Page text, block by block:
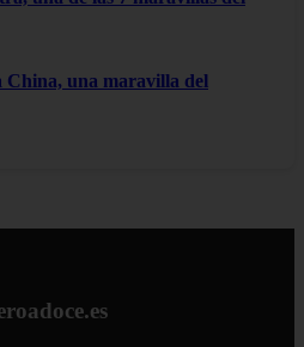
una maravilla del